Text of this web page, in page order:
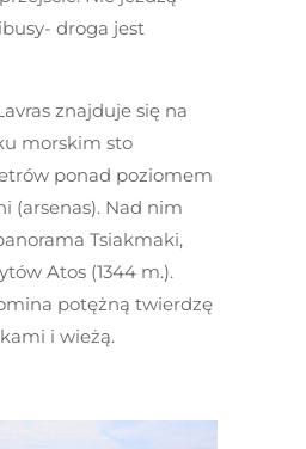
droga jest
znajduje się na
morskim sto
ponad poziomem
(arsenas). Nad nim
Tsiakmaki,
Atos (1344 m.).
potężną twierdzę
i wieżą.